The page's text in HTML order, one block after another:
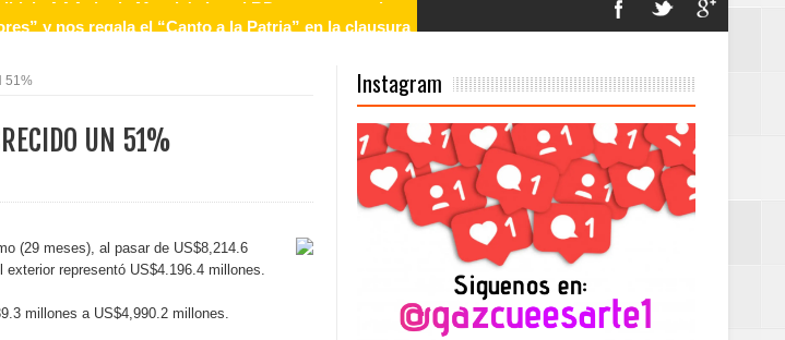
y nos regala el “Canto a la Patria” en la clausura
para residencias artísticas en París
fusiones e invitados de lujo en el Hard Rock Café
del sistema financiero nacional
dominicana más taquillera del 2025
51%
UN 51%
(29 meses), al pasar de US$8,214.6
representó US$4.196.4 millones.
millones a US$4,990.2 millones.
Instagram